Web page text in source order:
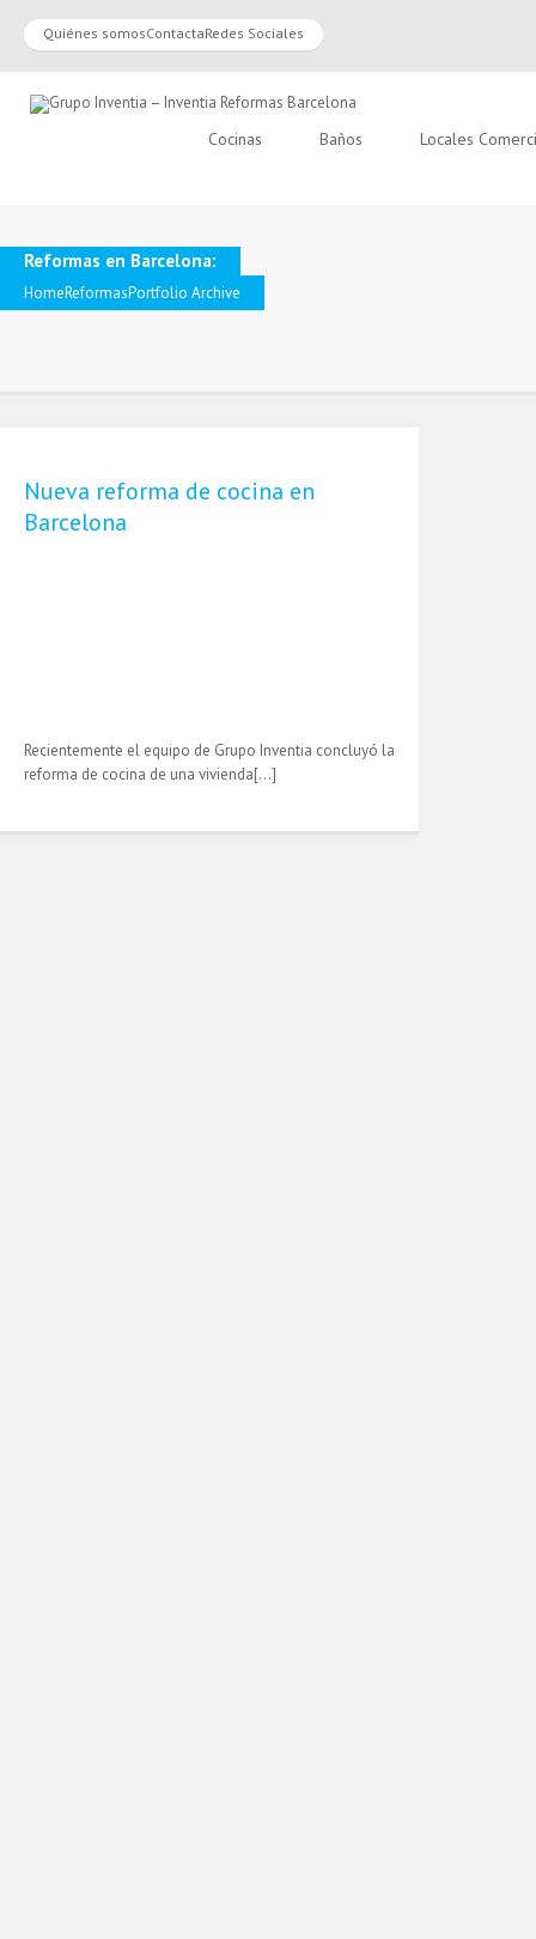
Quiénes somosContactaRedes Sociales
Cocinas Baños Locales
Reformas en Barcelona:
HomeReformasPortfolio Archive
Nueva reforma de cocina en
Barcelona
Recientemente el equipo de Grupo Inventia concluyó la
reforma de cocina de una vivienda[…]